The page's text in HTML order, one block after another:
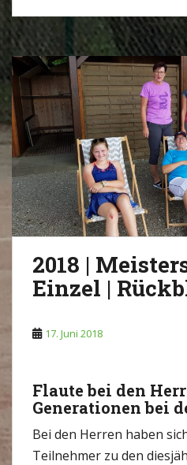
2018 |
Einzel |
17. Juni 2018
Flaute bei den
Generationen bei
Bei den Herren haben
Teilnehmer zu den